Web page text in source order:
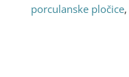
porculanske pločice,